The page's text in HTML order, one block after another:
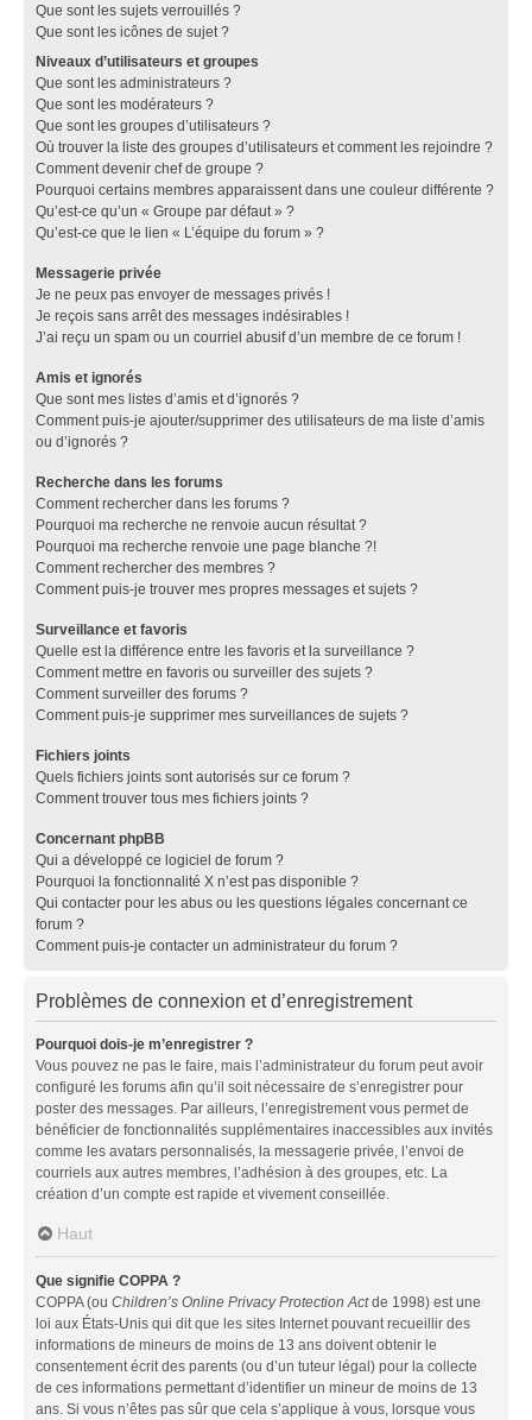
Que sont les sujets verrouillés ?
Que sont les icônes de sujet ?
Niveaux d’utilisateurs et groupes
Que sont les administrateurs ?
Que sont les modérateurs ?
Que sont les groupes d’utilisateurs ?
Où trouver la liste des groupes d’utilisateurs et comment les rejoindre ?
Comment devenir chef de groupe ?
Pourquoi certains membres apparaissent dans une couleur différente ?
Qu’est-ce qu’un « Groupe par défaut » ?
Qu’est-ce que le lien « L’équipe du forum » ?
Messagerie privée
Je ne peux pas envoyer de messages privés !
Je reçois sans arrêt des messages indésirables !
J’ai reçu un spam ou un courriel abusif d’un membre de ce forum !
Amis et ignorés
Que sont mes listes d’amis et d’ignorés ?
Comment puis-je ajouter/supprimer des utilisateurs de ma liste d’amis
ou d’ignorés ?
Recherche dans les forums
Comment rechercher dans les forums ?
Pourquoi ma recherche ne renvoie aucun résultat ?
Pourquoi ma recherche renvoie une page blanche ?!
Comment rechercher des membres ?
Comment puis-je trouver mes propres messages et sujets ?
Surveillance et favoris
Quelle est la différence entre les favoris et la surveillance ?
Comment mettre en favoris ou surveiller des sujets ?
Comment surveiller des forums ?
Comment puis-je supprimer mes surveillances de sujets ?
Fichiers joints
Quels fichiers joints sont autorisés sur ce forum ?
Comment trouver tous mes fichiers joints ?
Concernant phpBB
Qui a développé ce logiciel de forum ?
Pourquoi la fonctionnalité X n’est pas disponible ?
Qui contacter pour les abus ou les questions légales concernant ce
forum ?
Comment puis-je contacter un administrateur du forum ?
Problèmes de connexion et d’enregistrement
Pourquoi dois-je m’enregistrer ?
Vous pouvez ne pas le faire, mais l’administrateur du forum peut avoir
configuré les forums afin qu’il soit nécessaire de s’enregistrer pour
poster des messages. Par ailleurs, l’enregistrement vous permet de
bénéficier de fonctionnalités supplémentaires inaccessibles aux invités
comme les avatars personnalisés, la messagerie privée, l’envoi de
courriels aux autres membres, l’adhésion à des groupes, etc. La
création d’un compte est rapide et vivement conseillée.
Haut
Que signifie COPPA ?
COPPA (ou Children’s Online Privacy Protection Actde 1998) est une
loi aux États-Unis qui dit que les sites Internet pouvant recueillir des
informations de mineurs de moins de 13 ans doivent obtenir le
consentement écrit des parents (ou d’un tuteur légal) pour la collecte
de ces informations permettant d’identifier un mineur de moins de 13
ans. Si vous n’êtes pas sûr que cela s’applique à vous, lorsque vous